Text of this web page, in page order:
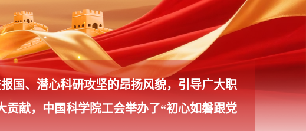
国、潜心科研攻坚的昂扬风貌，引导广大职
献，中国科学院工会举办了“初心如磐跟党